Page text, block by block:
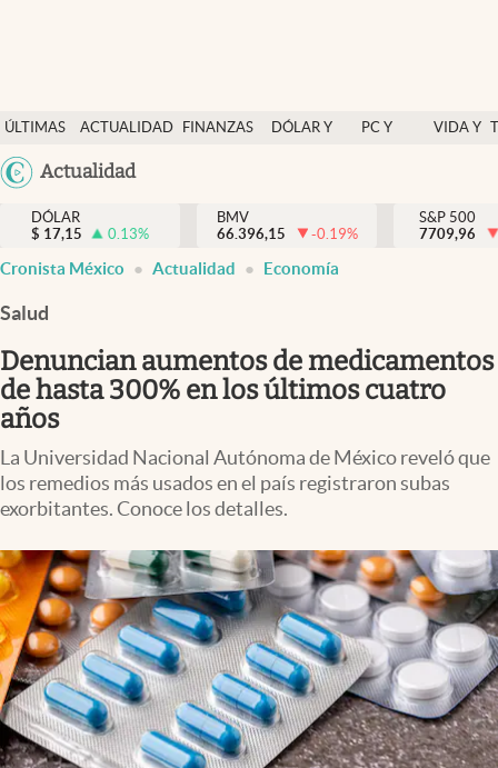
ÚLTIMAS
NOTICIAS
ACTUALIDAD
FINANZAS
DÓLAR Y
PC Y
VIDA Y
México
Actualidad
Actualidad
Finanzas y economía
Dólar y mercados
Pc y celular
Vida y estilo
Tv
Clima
Espiritualidad
Mediakit
abre en nueva pestaña
México
DÓLAR
$ 17,15 0.13%
BMV
66.396,15
-0.19%
S&P 500
7709,96
Cronista México Actualidad Economía
Salud
Denuncian aumentos de medicamentos
de hasta 300% en los últimos cuatro
años
La Universidad Nacional Autónoma de México reveló que
los remedios más usados en el país registraron subas
exorbitantes. Conoce los detalles.